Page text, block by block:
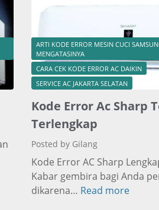
ARTI KODE ERROR MESIN CUCI
MENGATASINYA
CARA CEK KODE ERROR AC DAIKIN
SERVICE AC JAKARTA SELATAN
Kode Error Ac Sharp
Terlengkap
Posted by Gilang
Kode Error AC Sharp
Kabar gembira bagi Anda
dikarena… Read more